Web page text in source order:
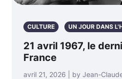
CULTURE UN JOUR DANS
21 avril 1967, le
France
avril 21, 2026 | by Jean-